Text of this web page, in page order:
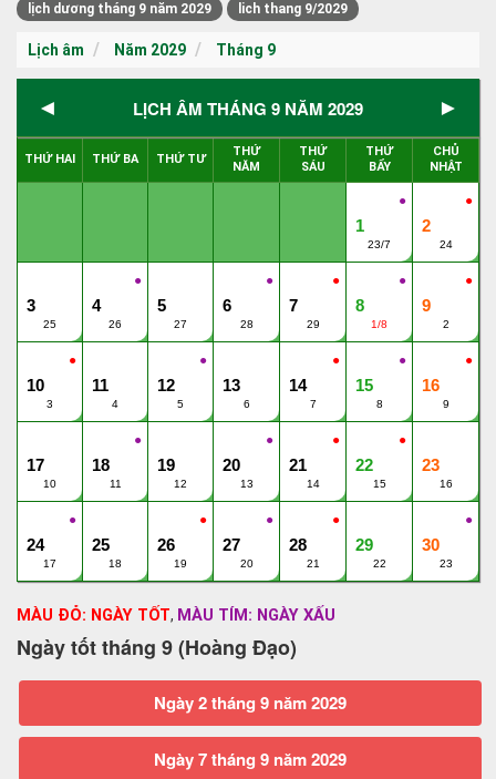
lịch dương tháng 9 năm 2029
lich thang 9/2029
Lịch âm Năm 2029 Tháng 9
◄ LỊCH ÂM THÁNG 9 NĂM 2029 ►
THỨ HAI THỨ BA THỨ TƯ
THỨ
NĂM
THỨ
SÁU
THỨ
BẨY
CHỦ
NHẬT
●
1
23/7
●
2
24
3
25
●
4
26
5
27
●
6
28
●
7
29
●
8
1/8
●
9
2
●
10
3
11
4
●
12
5
13
6
●
14
7
●
15
8
●
16
9
17
10
●
18
11
19
12
●
20
13
●
21
14
●
22
15
23
16
●
24
17
25
18
●
26
19
●
27
20
●
28
21
29
22
●
30
23
MÀU ĐỎ: NGÀY TỐT, MÀU TÍM: NGÀY XẤU
Ngày tốt tháng 9 (Hoàng Đạo)
Ngày 2 tháng 9 năm 2029
Ngày 7 tháng 9 năm 2029